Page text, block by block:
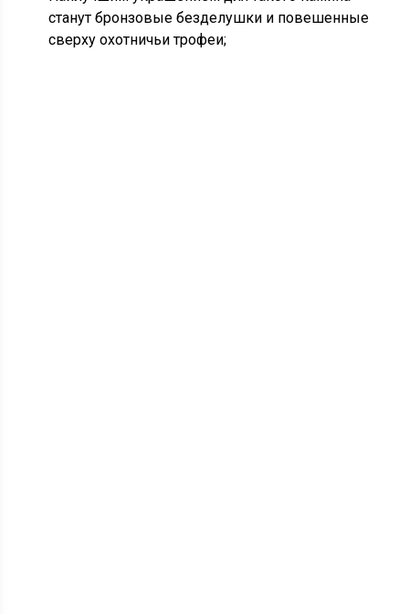
станут бронзовые безделушки и повешенные
сверху охотничьи трофеи;